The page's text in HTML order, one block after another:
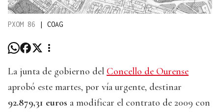
PXOM 86 | COAG
La junta de gobierno del Concello de Ourense
aprobó este martes, por vía urgente, destinar
92.879,31 euros a modificar el contrato de 2009 con